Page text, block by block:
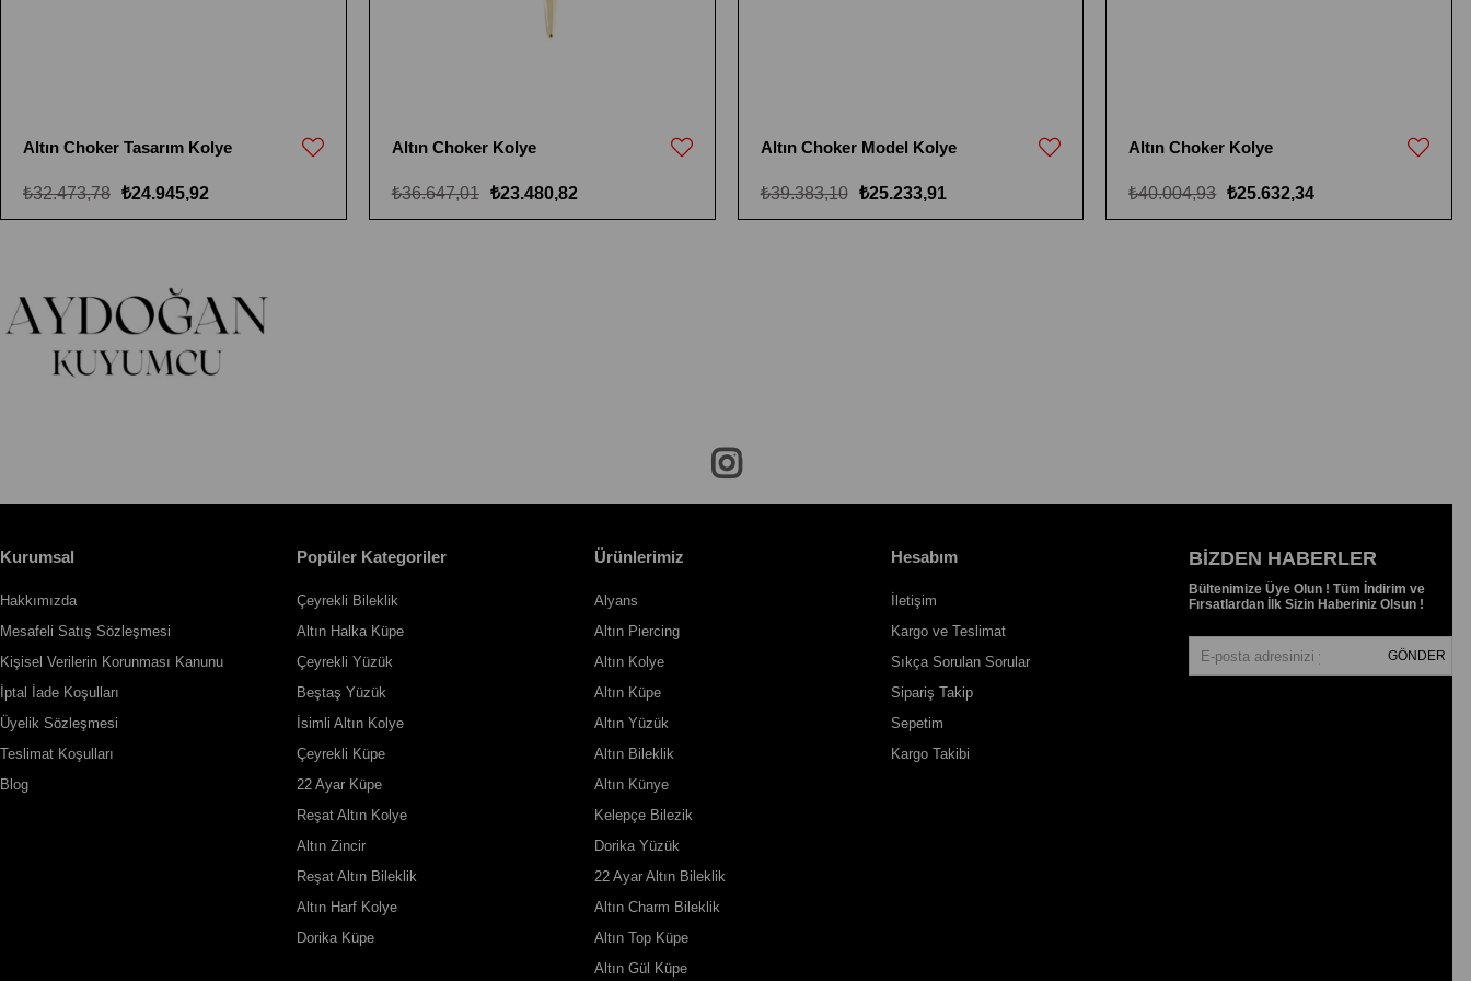
Altın Choker Tasarım Kolye
₺24.945,92
₺32.473,78
Altın Choker Kolye
₺23.480,82
₺36.647,01
Altın Choker Model Kolye
₺25.233,91
₺39.383,10
Altın Choker Kolye
₺25.632,34
₺40.004,93
Kurumsal
Hakkımızda
Mesafeli Satış Sözleşmesi
Kişisel Verilerin Korunması Kanunu
İptal İade Koşulları
Üyelik Sözleşmesi
Teslimat Koşulları
Blog
Popüler Kategoriler
Çeyrekli Bileklik
Altın Halka Küpe
Çeyrekli Yüzük
Beştaş Yüzük
İsimli Altın Kolye
Çeyrekli Küpe
22 Ayar Küpe
Reşat Altın Kolye
Altın Zincir
Reşat Altın Bileklik
Altın Harf Kolye
Dorika Küpe
Ürünlerimiz
Alyans
Altın Piercing
Altın Kolye
Altın Küpe
Altın Yüzük
Altın Bileklik
Altın Künye
Kelepçe Bilezik
Dorika Yüzük
22 Ayar Altın Bileklik
Altın Charm Bileklik
Altın Top Küpe
Altın Gül Küpe
Hesabım
İletişim
Kargo ve Teslimat
Sıkça Sorulan Sorular
Sipariş Takip
Sepetim
Kargo Takibi
BIZDEN HABERLER
Bültenimize Üye Olun ! Tüm İndirim ve
Fırsatlardan İlk Sizin Haberiniz Olsun !
GÖNDER